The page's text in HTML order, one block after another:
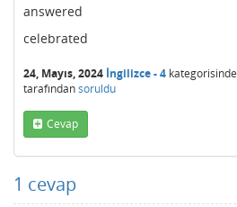
answered
celebrated
24, Mayıs, 2024 İngilizce - 4 kategorisinde
tarafındansoruldu
Cevap
1 cevap